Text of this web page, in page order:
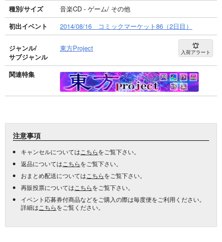
種別/サイズ
音楽CD - ゲーム/ その他
初出イベント
2014/08/16 コミックマーケット86（2日目）
ジャンル/
サブジャンル
東方Project 入荷アラート
関連特集
注意事項
キャンセルについては こちらをご覧下さい。
返品については こちらをご覧下さい。
おまとめ配送については こちらをご覧下さい。
再販投票については こちらをご覧下さい。
イベント応募券付商品などをご購入の際は毎度便をご利用ください。
詳細は こちらをご覧ください。